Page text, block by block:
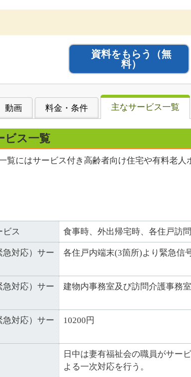
資料をもらう
（無
料）
動画 料金・条件 主なサービス一覧
ビス一覧
覧にはサービス付き高齢者向け住宅や有料老
ビス 食事時、外出帰宅時、各住戸訪問
急対応）サー
各住戸内端末(3箇所)より緊急信
急対応）サー
建物内事務室及び訪問介護事務室
急対応）サー
10200円
日中は妻有福祉会の職員がサー
よる一次対応を行う。